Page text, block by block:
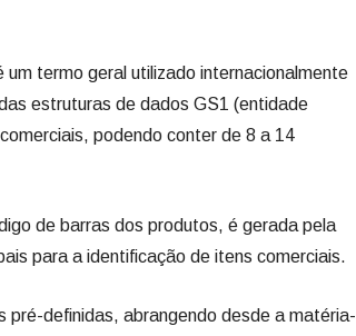
termo geral utilizado internacionalmente
estruturas de dados GS1 (entidade
podendo conter de 8 a 14
de barras dos produtos, é gerada pela
para a identificação de itens comerciais.
pré-definidas, abrangendo desde a matéria-